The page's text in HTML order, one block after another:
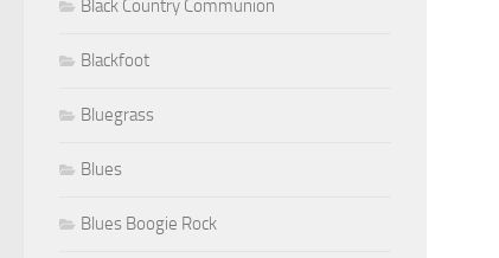
Black Country Communion
Blackfoot
Bluegrass
Blues
Blues Boogie Rock